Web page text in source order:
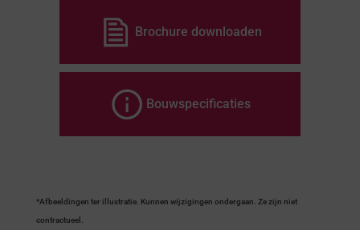
Brochure downloaden
Bouwspecificaties
*Afbeeldingen ter illustratie. Kunnen wijzigingen ondergaan. Ze zijn niet
contractueel.